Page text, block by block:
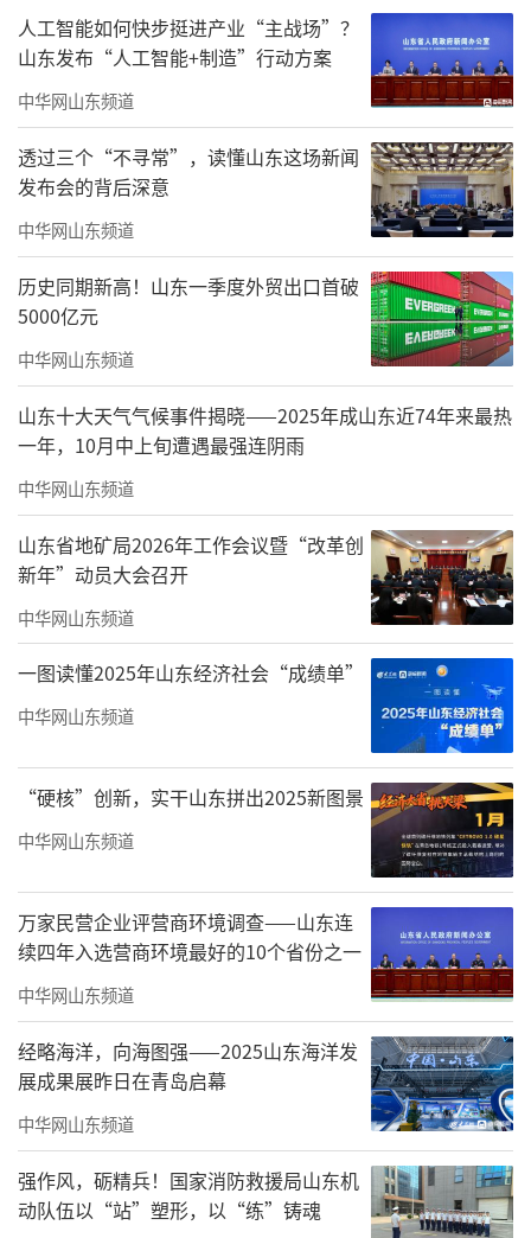
2月11日，营销与品牌管理中心负责人张杰
深入项目一线，走进济南绿地国际城、绿地华
彤苑、绿地·海珀天润和绿地·山大静园，调
研项目营销工作并慰问春节期间坚守岗位的一
线员工，致以最真诚的谢意和问候。
人工智能如何快步挺进产业“主战场”？
山东发布“人工智能+制造”行动方案
中华网山东频道
透过三个“不寻常”，读懂山东这场新闻
发布会的背后深意
中华网山东频道
历史同期新高！山东一季度外贸出口首破
5000亿元
中华网山东频道
山东十大天气气候事件揭晓——2025年成山东近74年来最热
一年，10月中上旬遭遇最强连阴雨
中华网山东频道
山东省地矿局2026年工作会议暨“改革创
新年”动员大会召开
中华网山东频道
一图读懂2025年山东经济社会“成绩单”
中华网山东频道
“硬核”创新，实干山东拼出2025新图景
中华网山东频道
万家民营企业评营商环境调查——山东连
续四年入选营商环境最好的10个省份之一
中华网山东频道
经略海洋，向海图强——2025山东海洋发
展成果展昨日在青岛启幕
中华网山东频道
强作风，砺精兵！国家消防救援局山东机
动队伍以“站”塑形，以“练”铸魂